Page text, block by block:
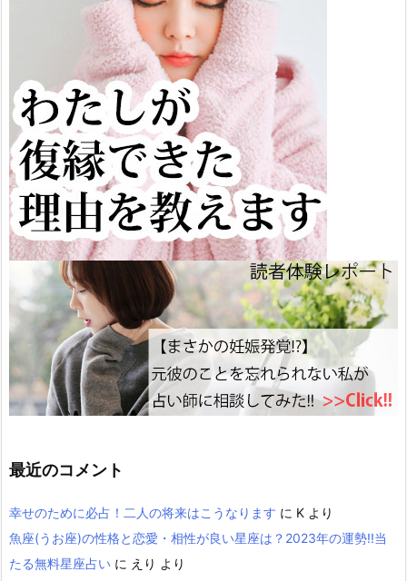
最近のコメント
幸せのために必占！二人の将来はこうなります に K より
魚座(うお座)の性格と恋愛・相性が良い星座は？2023年の運勢!!当
たる無料星座占い に えり より